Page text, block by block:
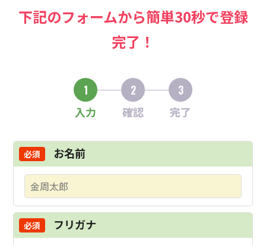
下記のフォームから簡単30秒で登録
完了！
1
入力
2
確認
3
完了
お名前
フリガナ